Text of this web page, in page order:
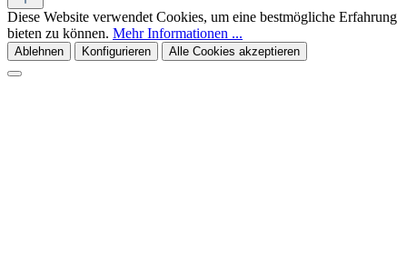
Diese Website verwendet Cookies, um eine bestmögliche Erfahrung
bieten zu können. Mehr Informationen ...
Ablehnen Konfigurieren Alle Cookies akzeptieren